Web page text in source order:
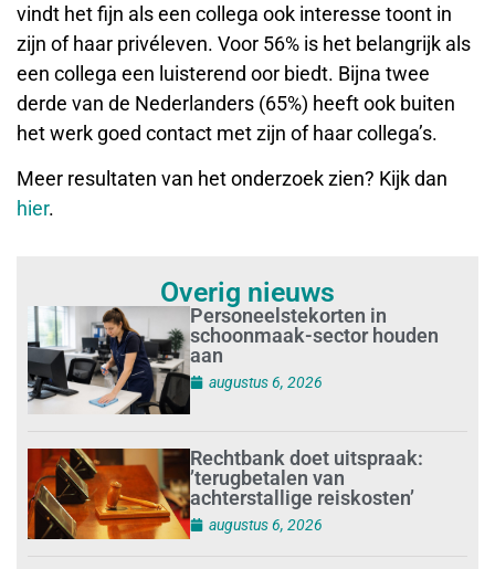
vindt het fijn als een collega ook interesse toont in
zijn of haar privéleven. Voor 56% is het belangrijk als
een collega een luisterend oor biedt. Bijna twee
derde van de Nederlanders (65%) heeft ook buiten
het werk goed contact met zijn of haar collega’s.
Meer resultaten van het onderzoek zien? Kijk dan
hier.
Overig nieuws
Personeelstekorten in
schoonmaak-sector houden
aan
augustus 6, 2026
Rechtbank doet uitspraak:
’terugbetalen van
achterstallige reiskosten’
augustus 6, 2026